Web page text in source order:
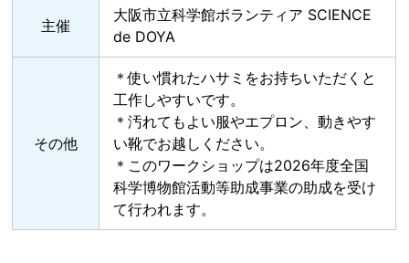
主催
大阪市立科学館ボランティア SCIENCE
de DOYA
その他
＊使い慣れたハサミをお持ちいただくと
工作しやすいです。
＊汚れてもよい服やエプロン、動きやす
い靴でお越しください。
＊このワークショップは2026年度全国
科学博物館活動等助成事業の助成を受け
て行われます。